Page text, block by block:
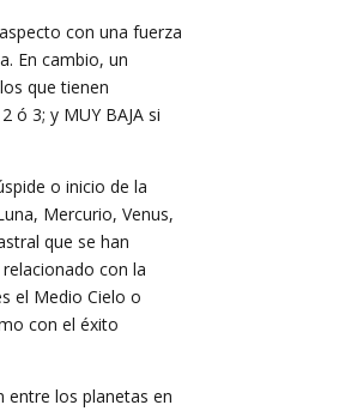
con una fuerza
En cambio, un
que tienen
ó 3; y MUY BAJA si
o inicio de la
Mercurio, Venus,
que se han
con la
el Medio Cielo o
con el éxito
entre los planetas en